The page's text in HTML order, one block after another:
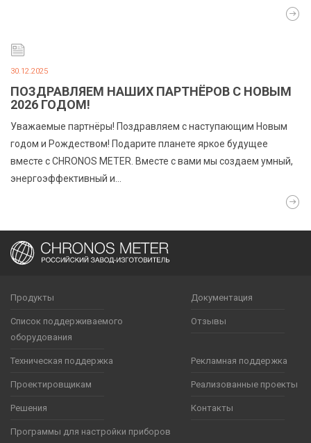
30.12.2025
ПОЗДРАВЛЯЕМ НАШИХ ПАРТНЁРОВ С НОВЫМ
2026 ГОДОМ!
Уважаемые партнёры! Поздравляем с наступающим Новым
годом и Рождеством! Подарите планете яркое будущее
вместе с CHRONOS METER. Вместе с вами мы создаем умный,
энергоэффективный и…
Продукты Документация
Список поддерживаемого
оборудования
Отзывы
Техническая поддержка Рекламная поддержка
Проектировщикам Реализованные проекты
Решения Контакты
Программы для настройки приборов